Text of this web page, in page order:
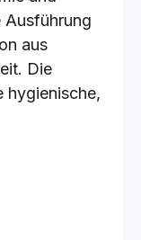
aus
Die
hygienische,